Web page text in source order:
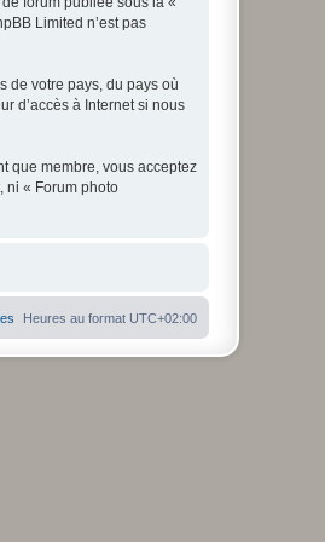
Limited n’est pas
de votre pays, du pays où
d’accès à Internet si nous
que membre, vous acceptez
ni « Forum photo
Heures au format UTC+02:00